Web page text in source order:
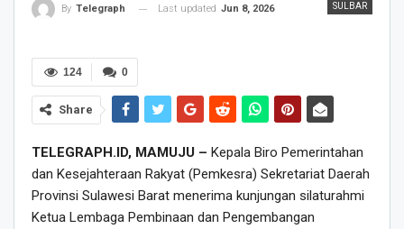
SULBAR
By Telegraph Last updated Jun 8, 2026
0
124
Share
TELEGRAPH.ID, MAMUJU – Kepala Biro Pemerintahan
dan Kesejahteraan Rakyat (Pemkesra) Sekretariat Daerah
Provinsi Sulawesi Barat menerima kunjungan silaturahmi
Ketua Lembaga Pembinaan dan Pengembangan